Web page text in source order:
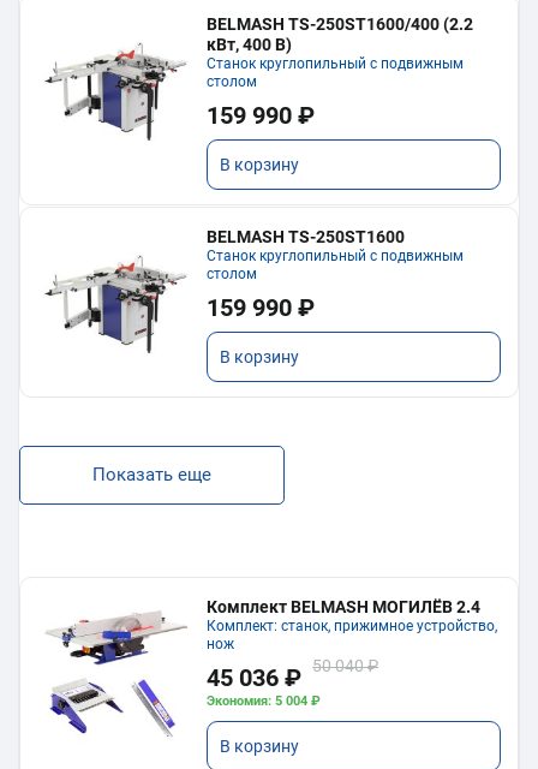
BELMASH TS-250ST1600/400 (2.2
кВт, 400 В)
Станок круглопильный с подвижным
столом
159 990 ₽
В корзину
BELMASH TS-250ST1600
Станок круглопильный с подвижным
столом
159 990 ₽
В корзину
Показать еще
Комплект BELMASH МОГИЛЁВ 2.4
Комплект: станок, прижимное устройство,
нож
45 036 ₽ 50 040 ₽
Экономия: 5 004 ₽
В корзину